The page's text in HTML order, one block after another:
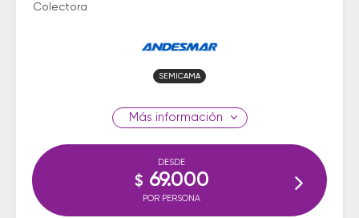
Colectora
SEMICAMA
información
DESDE
$ 69.000
POR PERSONA